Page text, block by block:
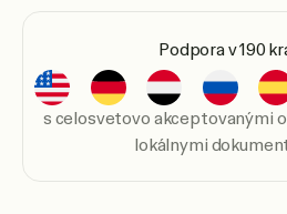
Podpora v 190
s celosvetovo akceptovanými
lokálnymi